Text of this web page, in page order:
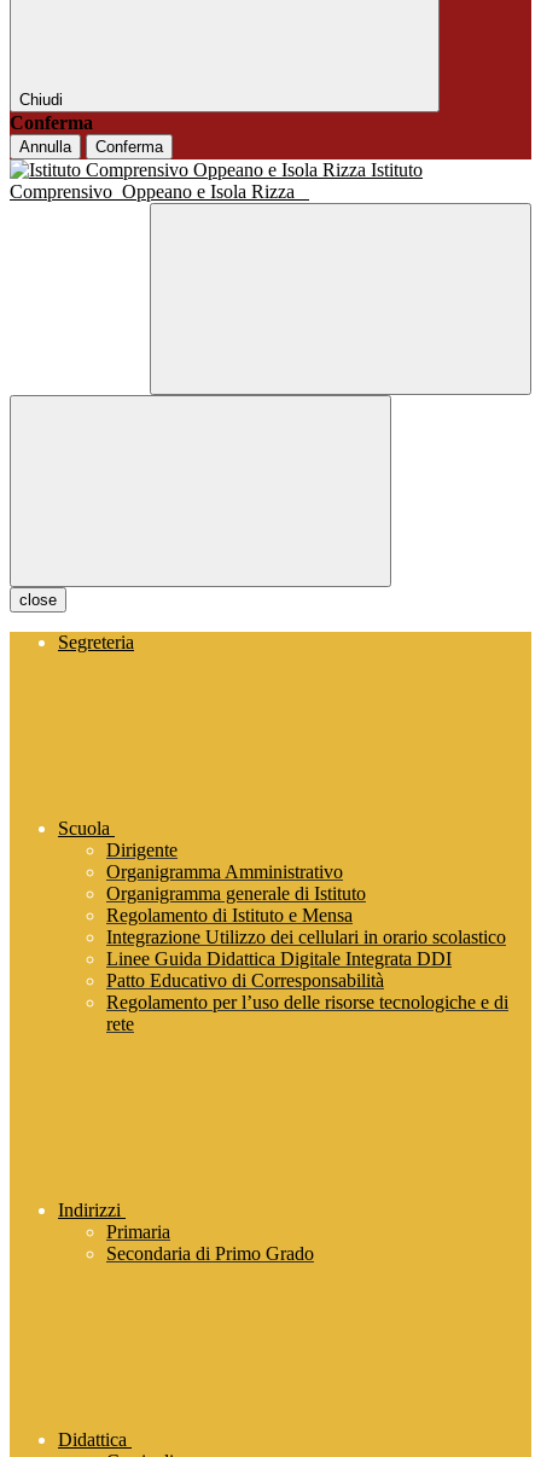
Chiudi
Conferma
Annulla Conferma
Istituto
Comprensivo Oppeano e Isola Rizza
close
Segreteria
Scuola
Dirigente
Organigramma Amministrativo
Organigramma generale di Istituto
Regolamento di Istituto e Mensa
Integrazione Utilizzo dei cellulari in orario scolastico
Linee Guida Didattica Digitale Integrata DDI
Patto Educativo di Corresponsabilità
Regolamento per l’uso delle risorse tecnologiche e di
rete
Indirizzi
Primaria
Secondaria di Primo Grado
Didattica